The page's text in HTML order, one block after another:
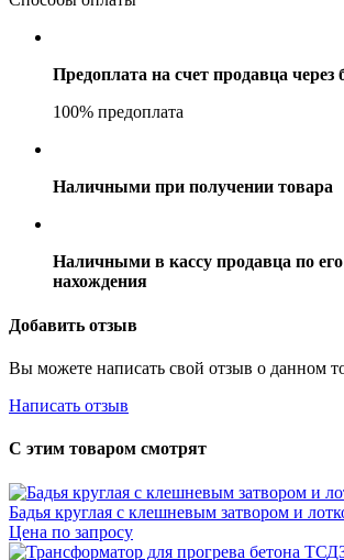
Предоплата на счет продавца через
100% предоплата
Наличными при получении товара
Наличными в кассу продавца по
нахождения
Добавить отзыв
Вы можете написать свой отзыв о данном
Написать отзыв
С этим товаром смотрят
Бадья круглая с клешневым затвором и
Цена по запросу